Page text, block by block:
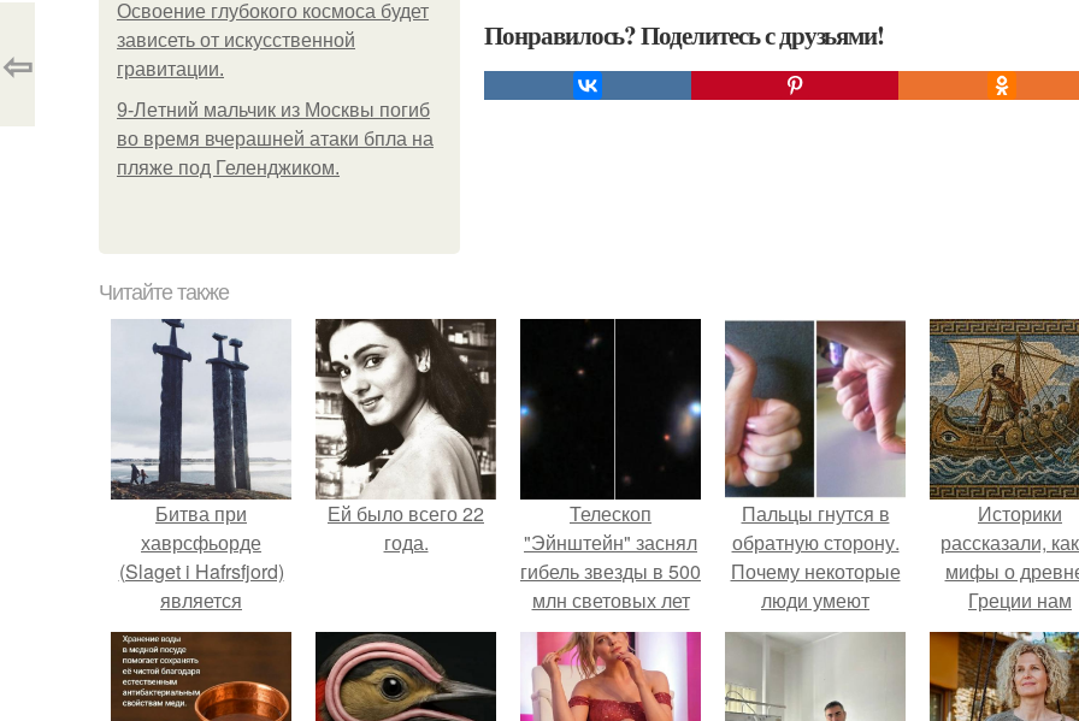
Освоение глубокого космоса будет
зависеть от искусственной
гравитации.
9-Лeтний мaльчик из Москвы погиб
во время вчерашней атаки бпла на
пляже под Геленджиком.
Понравилось? Поделитесь с друзьями!
⇦
Читайте также
Битва при
хаврсфьорде
(Slaget i Hafrsfjord)
является
центральным
событием в ранней
истории Норвегии.
Ей было всего 22
года.
Телескоп
"Эйнштейн" заснял
гибель звезды в 500
млн световых лет
от земли.
Пальцы гнутся в
обратную сторону.
Почему некоторые
люди умеют
выгибать палец в
обратную сторону?
Историки
рассказали,
мифы о
Греции нам
навязало